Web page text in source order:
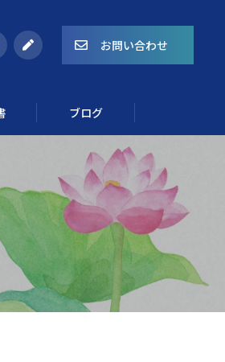
お問い合わせ
座
ブログ